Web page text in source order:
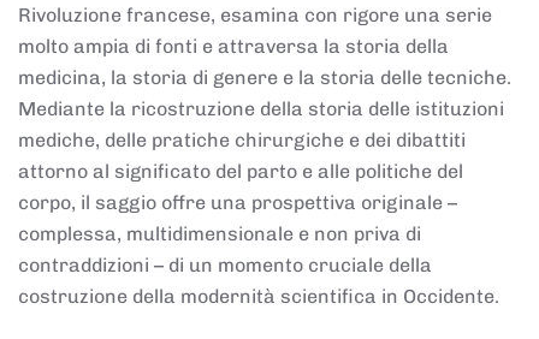
Rivoluzione francese, esamina con rigore una serie
molto ampia di fonti e attraversa la storia della
medicina, la storia di genere e la storia delle tecniche.
Mediante la ricostruzione della storia delle istituzioni
mediche, delle pratiche chirurgiche e dei dibattiti
attorno al significato del parto e alle politiche del
corpo, il saggio offre una prospettiva originale –
complessa, multidimensionale e non priva di
contraddizioni – di un momento cruciale della
costruzione della modernità scientifica in Occidente.